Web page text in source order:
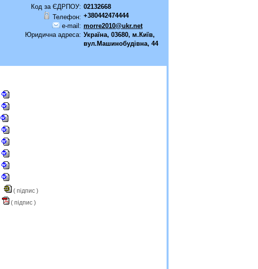
Код за ЄДРПОУ: 02132668
Телефон: +380442474444
e-mail: morre2010@ukr.net
Юридична адреса: Україна, 03680, м.Київ,
вул.Машинобудівна, 44
( підпис )
( підпис )